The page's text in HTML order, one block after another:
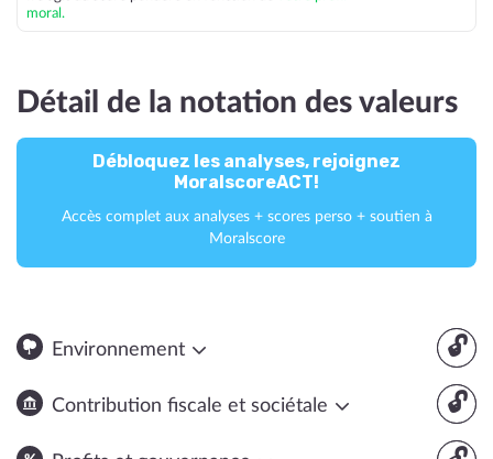
moral.
Détail de la notation des valeurs
Débloquez les analyses, rejoignez
MoralscoreACT!
Accès complet aux analyses + scores perso + soutien à
Moralscore
🔓
Environnement
🔓
Contribution fiscale et sociétale